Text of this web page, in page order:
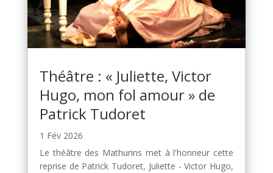
Théâtre : « Juliette, Victor
Hugo, mon fol amour » de
Patrick Tudoret
1 Fév 2026
Le théâtre des Mathurins met à l'honneur cette
reprise de Patrick Tudoret, Juliette - Victor Hugo,